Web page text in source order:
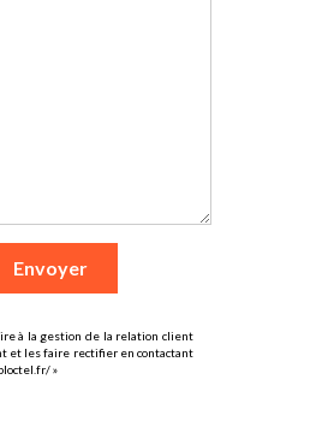
Envoyer
à la gestion de la relation client
et les faire rectifier en contactant
»